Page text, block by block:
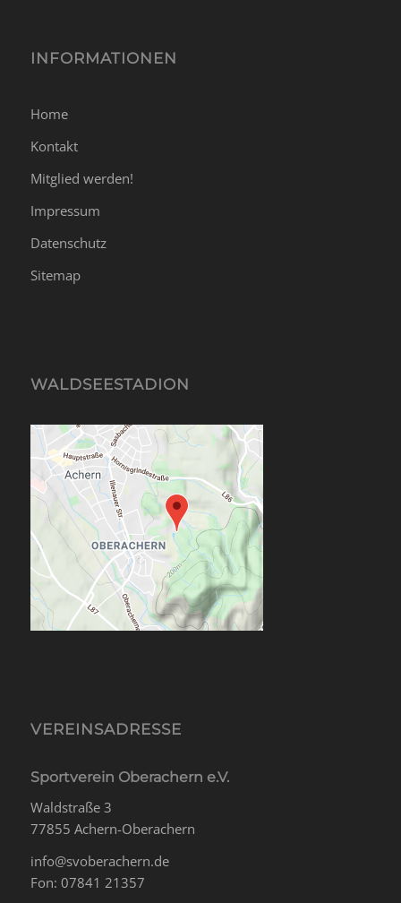
INFORMATIONEN
Home
Kontakt
Mitglied werden!
Impressum
Datenschutz
Sitemap
WALDSEESTADION
VEREINSADRESSE
Sportverein Oberachern e.V.
Waldstraße 3
77855 Achern-Oberachern
info@svoberachern.de
Fon: 07841 21357